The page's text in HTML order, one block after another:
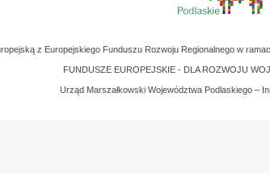
z Europejskiego Funduszu Rozwoju Regionalnego w
FUNDUSZE EUROPEJSKIE - DLA ROZWOJU
Urząd Marszałkowski Województwa Podlaskiego –